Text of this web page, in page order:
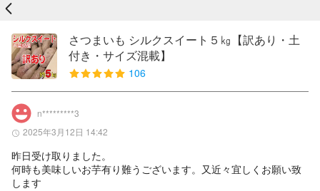
戻る
さつまいも シルクスイート５㎏【訳あり・土
付き・サイズ混載】
106
n*********3
2025年3月12日 14:42
昨日受け取りました。
何時も美味しいお芋有り難うございます。又近々宜しくお願い致
します